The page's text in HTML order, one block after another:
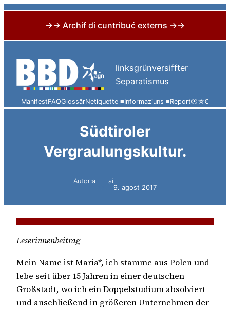
→→ Archif di cuntribuć externs →→
content
linksgrünversiffter
Separatismus
ManifestFAQGlossârNetiquette ≡Informaziuns ≡Report⦿☆€
Südtiroler
Vergraulungskultur.
Autor:a
ai
9. agost 2017
Leserinnenbeitrag
Mein Name ist Maria*, ich stamme aus Polen und
lebe seit über 15 Jahren in einer deutschen
Großstadt, wo ich ein Doppelstudium absolviert
und anschließend in größeren Unternehmen der